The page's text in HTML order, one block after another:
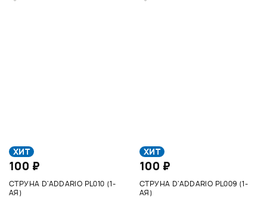
ХИТ
100 ₽
СТРУНА D'ADDARIO PL010 (1-
АЯ)
ХИТ
100 ₽
СТРУНА D'ADDARIO PL009 (1-
АЯ)